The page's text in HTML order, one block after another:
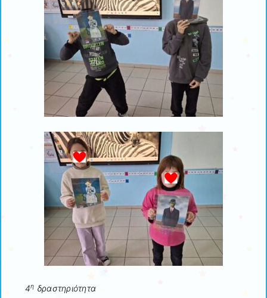
4η δραστηριότητα